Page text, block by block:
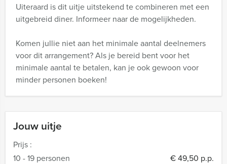
Jouw uitje
Prijs :
10 - 19 personen
€ 49,50 p.p.
Uiteraard is dit uitje uitstekend te combineren met een
uitgebreid diner. Informeer naar de mogelijkheden.
Komen jullie niet aan het minimale aantal deelnemers
voor dit arrangement? Als je bereid bent voor het
minimale aantal te betalen, kan je ook gewoon voor
minder personen boeken!